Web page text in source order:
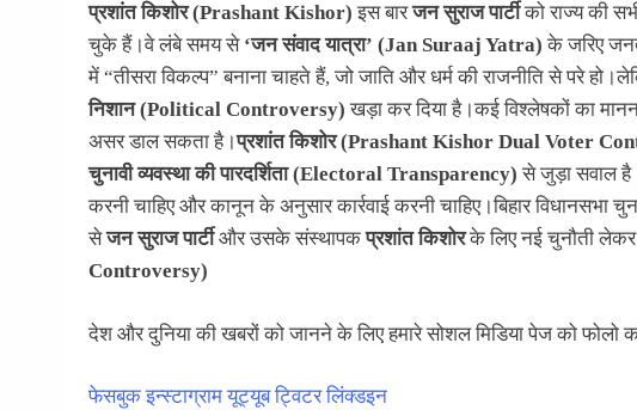
प्रशांत किशोर (Prashant Kishor) इस बारजन सुराज पार्टीको राज्य की
चुके हैं।वे लंबे समय से ‘जन संवाद यात्रा’ (Jan Suraaj Yatra) के जरिए
में “तीसरा विकल्प” बनाना चाहते हैं, जो जाति और धर्म की राजनीति से परे
निशान (Political Controversy) खड़ा कर दिया है।कई विश्लेषकों का
असर डाल सकता है।प्रशांत किशोर (Prashant Kishor Dual Voter
चुनावी व्यवस्था की पारदर्शिता (Electoral Transparency) से जुड़ा सवाल
करनी चाहिए और कानून के अनुसार कार्रवाई करनी चाहिए।बिहार
सेजन सुराज पार्टीऔर उसके संस्थापकप्रशांत किशोरके लिए नई चुनौती
Controversy)
देश और दुनिया की खबरों को जानने के लिए हमारे सोशल मिडिया पेज को फोलो
फेसबुक इन्स्टाग्राम यूट्यूब ट्विटर लिंक्डइन